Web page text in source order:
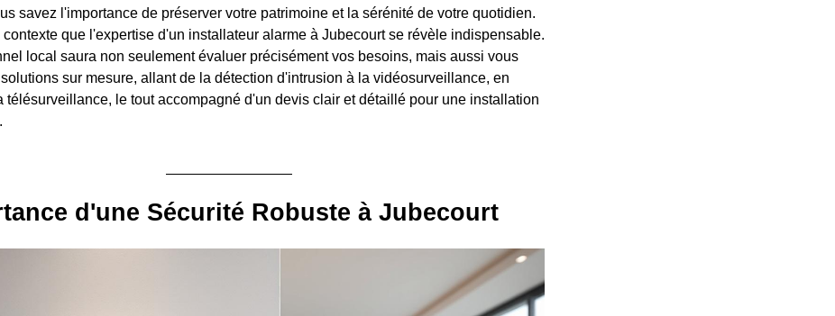
savez l'importance de préserver votre patrimoine et la sérénité de votre quotidien.
que l'expertise d'un installateur alarme à Jubecourt se révèle indispensable.
local saura non seulement évaluer précisément vos besoins, mais aussi vous
sur mesure, allant de la détection d'intrusion à la vidéosurveillance, en
télésurveillance, le tout accompagné d'un devis clair et détaillé pour une installation
d'une Sécurité Robuste à Jubecourt